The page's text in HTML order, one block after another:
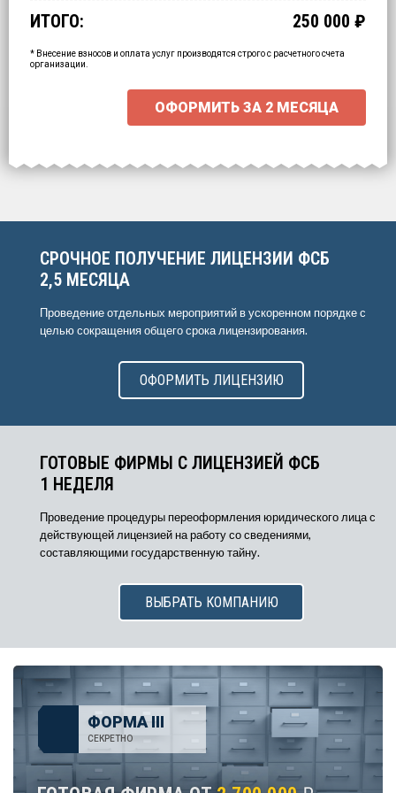
Промежуточный итог:
15000 ₽
Ваша персональна скидка
-15000
ИТОГО: 250 000 ₽
* Внесение взносов и оплата услуг производятся строго с расчетного счета
организации.
ОФОРМИТЬ ЗА 2 МЕСЯЦА
СРОЧНОЕ ПОЛУЧЕНИЕ ЛИЦЕНЗИИ ФСБ
2,5 МЕСЯЦА
Проведение отдельных мероприятий в ускоренном порядке с
целью сокращения общего срока лицензирования.
ОФОРМИТЬ ЛИЦЕНЗИЮ
ГОТОВЫЕ ФИРМЫ С ЛИЦЕНЗИЕЙ ФСБ
1 НЕДЕЛЯ
Проведение процедуры переоформления юридического лица с
действующей лицензией на работу со сведениями,
составляющими государственную тайну.
ВЫБРАТЬ КОМПАНИЮ
ФОРМА III
СЕКРЕТНО